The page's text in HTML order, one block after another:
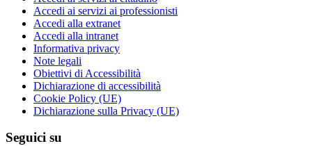
Accedi ai servizi ai professionisti
Accedi alla extranet
Accedi alla intranet
Informativa privacy
Note legali
Obiettivi di Accessibilità
Dichiarazione di accessibilità
Cookie Policy (UE)
Dichiarazione sulla Privacy (UE)
Seguici su